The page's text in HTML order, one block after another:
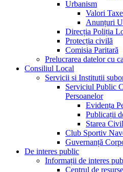
Urbanism
Valori
Anunțuri
Direcția Poliția
Protecția civilă
Comisia Paritară
Prelucrarea datelor cu
Consiliul Local
Servicii si Institutii
Serviciul Public
Persoanelor
Evidența
Publicații
Starea
Club Sportiv
Guvernanță
De interes public
Informații de interes
Centrul de